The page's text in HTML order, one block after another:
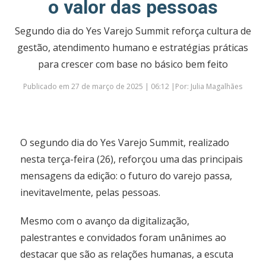
o valor das pessoas
Segundo dia do Yes Varejo Summit reforça cultura de
gestão, atendimento humano e estratégias práticas
para crescer com base no básico bem feito
Publicado em 27 de março de 2025 | 06:12 |Por: Julia Magalhães
O segundo dia do Yes Varejo Summit, realizado
nesta terça-feira (26), reforçou uma das principais
mensagens da edição: o futuro do varejo passa,
inevitavelmente, pelas pessoas.
Mesmo com o avanço da digitalização,
palestrantes e convidados foram unânimes ao
destacar que são as relações humanas, a escuta